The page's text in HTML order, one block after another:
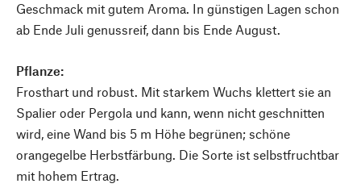
Geschmack mit gutem Aroma. In günstigen Lagen schon
ab Ende Juli genussreif, dann bis Ende August.
Pflanze:
Frosthart und robust. Mit starkem Wuchs klettert sie an
Spalier oder Pergola und kann, wenn nicht geschnitten
wird, eine Wand bis 5 m Höhe begrünen; schöne
orangegelbe Herbstfärbung. Die Sorte ist selbstfruchtbar
mit hohem Ertrag.